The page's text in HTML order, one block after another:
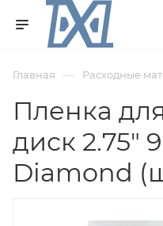
Главная — Расходные
Пленка
диск 2.75"
Diamond